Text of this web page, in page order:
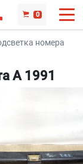
0
номера
A 1991